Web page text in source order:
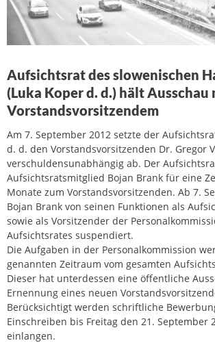
Aufsichtsrat des slowenischen
(Luka Koper d. d.) hält Ausschau
Vorstandsvorsitzendem
Am 7. September 2012 setzte der
d. d. den Vorstandsvorsitzenden Dr. Gregor
verschuldensunabhängig ab. Der
Aufsichtsratsmitglied Bojan Brank für eine
Monate zum Vorstandsvorsitzenden. Ab 7.
Bojan Brank von seinen Funktionen als
sowie als Vorsitzender der
Aufsichtsrates suspendiert.
Die Aufgaben in der Personalkommission
genannten Zeitraum vom gesamten
Dieser hat unterdessen eine öffentliche
Ernennung eines neuen
Berücksichtigt werden schriftliche
Einschreiben bis Freitag den 21. September
einlangen.